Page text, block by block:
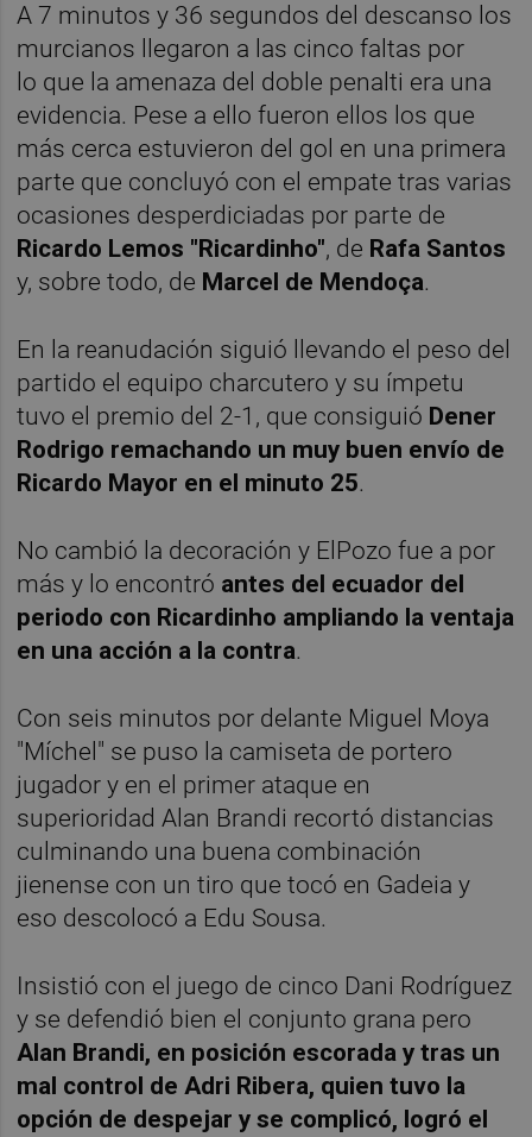
A 7 minutos y 36 segundos del descanso los
murcianos llegaron a las cinco faltas por
lo que la amenaza del doble penalti era una
evidencia. Pese a ello fueron ellos los que
más cerca estuvieron del gol en una primera
parte que concluyó con el empate tras varias
ocasiones desperdiciadas por parte de
Ricardo Lemos "Ricardinho", de Rafa Santos
y, sobre todo, de Marcel de Mendoça.
En la reanudación siguió llevando el peso del
partido el equipo charcutero y su ímpetu
tuvo el premio del 2-1, que consiguió Dener
Rodrigo remachando un muy buen envío de
Ricardo Mayor en el minuto 25.
No cambió la decoración y ElPozo fue a por
más y lo encontró antes del ecuador del
periodo con Ricardinho ampliando la ventaja
en una acción a la contra.
Con seis minutos por delante Miguel Moya
"Míchel" se puso la camiseta de portero
jugador y en el primer ataque en
superioridad Alan Brandi recortó distancias
culminando una buena combinación
jienense con un tiro que tocó en Gadeia y
eso descolocó a Edu Sousa.
Insistió con el juego de cinco Dani Rodríguez
y se defendió bien el conjunto grana pero
Alan Brandi, en posición escorada y tras un
mal control de Adri Ribera, quien tuvo la
opción de despejar y se complicó, logró el